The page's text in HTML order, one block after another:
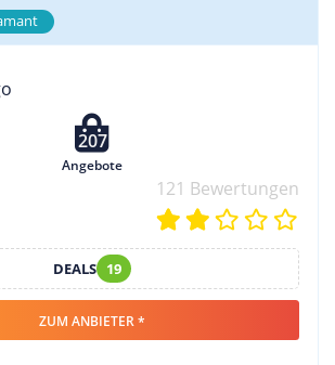
207
Angebote
121 Bewertungen
DEALS 19
ZUM ANBIETER *